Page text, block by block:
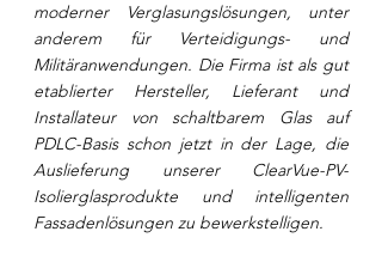
moderner Verglasungslösungen, unter
anderem für Verteidigungs- und
Militäranwendungen. Die Firma ist als gut
etablierter Hersteller, Lieferant und
Installateur von schaltbarem Glas auf
PDLC-Basis schon jetzt in der Lage, die
Auslieferung unserer ClearVue-PV-
Isolierglasprodukte und intelligenten
Fassadenlösungen zu bewerkstelligen.